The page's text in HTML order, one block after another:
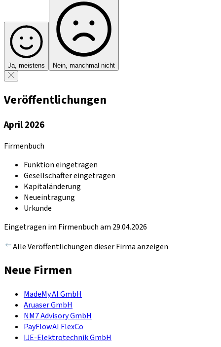
Ja, meistens Nein, manchmal nicht
Veröffentlichungen
April 2026
Firmenbuch
Funktion eingetragen
Gesellschafter eingetragen
Kapitaländerung
Neueintragung
Urkunde
Eingetragen im Firmenbuch am 29.04.2026
Alle Veröffentlichungen dieser Firma anzeigen
Neue Firmen
MadeMy.AI GmbH
Aruaser GmbH
NM7 Advisory GmbH
PayFlowAI FlexCo
IJE-Elektrotechnik GmbH